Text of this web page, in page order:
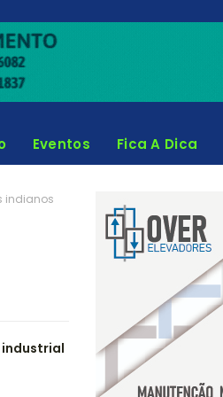
Eventos Fica A Dica
indianos